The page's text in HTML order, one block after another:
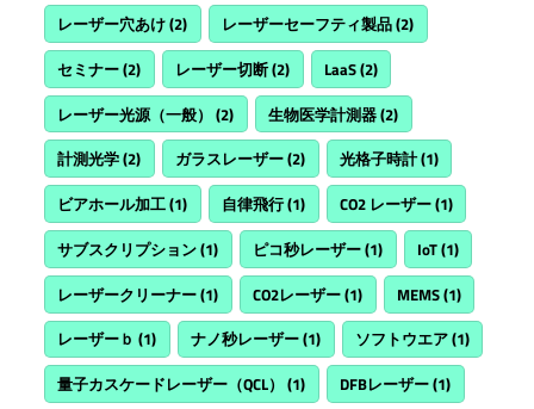
レーザー穴あけ(2) レーザーセーフティ製品(2)
セミナー(2) レーザー切断(2) LaaS(2)
レーザー光源（一般） (2) 生物医学計測器(2)
計測光学(2) ガラスレーザー(2) 光格子時計(1)
ビアホール加工(1) 自律飛行(1) CO2 レーザー(1)
サブスクリプション(1) ピコ秒レーザー(1) IoT(1)
レーザークリーナー(1) CO2レーザー(1) MEMS(1)
レーザーｂ (1) ナノ秒レーザー(1) ソフトウエア(1)
量子カスケードレーザー（QCL） (1) DFBレーザー(1)